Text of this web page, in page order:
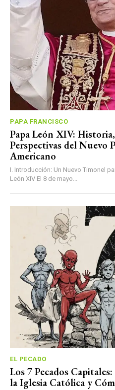
PAPA FRANCISCO
Papa León XIV:
Perspectivas del
Americano
I. Introducción: Un Nuevo Timonel
León XIV El 8 de mayo...
EL PECADO
Los 7 Pecados
la Iglesia Católica y